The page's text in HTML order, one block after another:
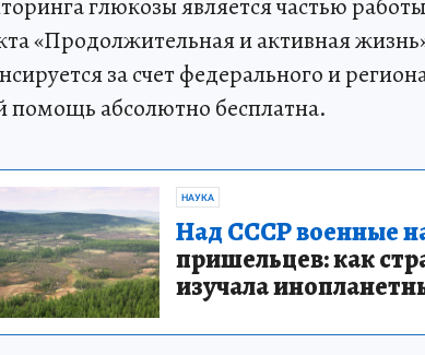
«Продолжительная и активная
за счет федерального и
помощь абсолютно бесплатна.
НАУКА
Над СССР военные
пришельцев: как
изучала